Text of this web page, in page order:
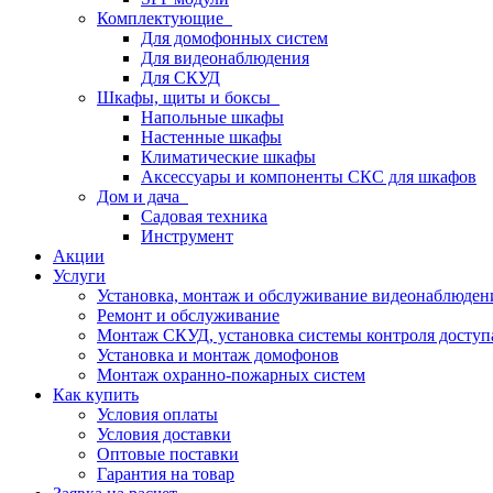
Комплектующие
Для домофонных систем
Для видеонаблюдения
Для СКУД
Шкафы, щиты и боксы
Напольные шкафы
Настенные шкафы
Климатические шкафы
Аксессуары и компоненты СКС для шкафов
Дом и дача
Садовая техника
Инструмент
Акции
Услуги
Установка, монтаж и обслуживание
Ремонт и обслуживание
Монтаж СКУД, установка системы контроля
Установка и монтаж домофонов
Монтаж охранно-пожарных систем
Как купить
Условия оплаты
Условия доставки
Оптовые поставки
Гарантия на товар